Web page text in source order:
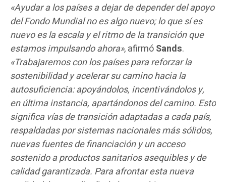
«Ayudar a los países a dejar de depender del apoyo
del Fondo Mundial no es algo nuevo; lo que sí es
nuevo es la escala y el ritmo de la transición que
estamos impulsando ahora», afirmóSands.
«Trabajaremos con los países para reforzar la
sostenibilidad y acelerar su camino hacia la
autosuficiencia: apoyándolos, incentivándolos y,
en última instancia, apartándonos del camino. Esto
significa vías de transición adaptadas a cada país,
respaldadas por sistemas nacionales más sólidos,
nuevas fuentes de financiación y un acceso
sostenido a productos sanitarios asequibles y de
calidad garantizada. Para afrontar esta nueva